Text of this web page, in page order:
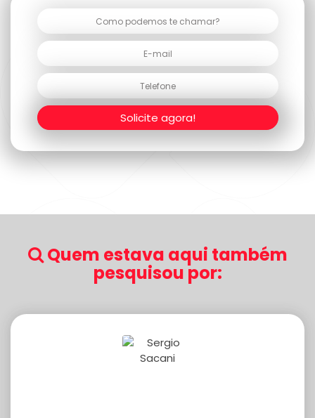
Solicite agora!
Quem estava aqui também
pesquisou por: